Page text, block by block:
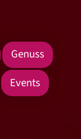
Genuss
Events